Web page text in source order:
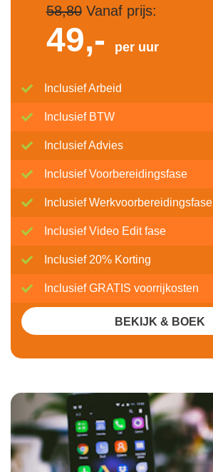
58,80Vanaf prijs:
49,- per uur
Inclusief Arbeid
Inclusief BTW
Inclusief Advies
Inclusief Voorbereidingsfase
Inclusief Werkvoorbereidingsfase
Inclusief Video Edit fase
Inclusief 20% Korting
Inclusief GRATIS voorrijkosten
BEKIJK & BOEK